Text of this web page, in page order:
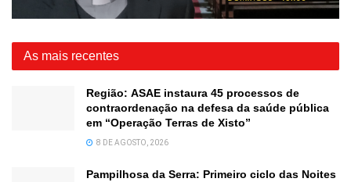
As mais recentes
Região: ASAE instaura 45 processos de
contraordenação na defesa da saúde pública
em “Operação Terras de Xisto”
8 DE AGOSTO, 2026
Pampilhosa da Serra: Primeiro ciclo das Noites